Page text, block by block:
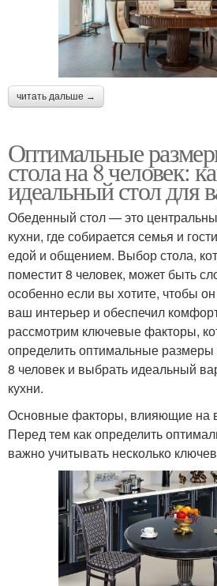
читать дальше →
Оптимальные
стола на 8 человек:
идеальный стол для
Обеденный стол — это
кухни, где собирается семья и
едой и общением. Выбор стола,
поместит 8 человек, может быть
особенно если вы хотите, чтобы
ваш интерьер и обеспечил
рассмотрим ключевые факторы,
определить оптимальные размеры
8 человек и выбрать идеальный
кухни.
Основные факторы, влияющие на
Перед тем как определить
важно учитывать несколько